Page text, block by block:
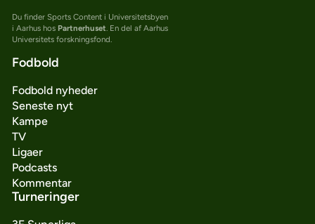
Du finder Sports Content i Universitetsbyen
i Aarhus hos Partnerhuset. En del af Aarhus
Universitets forskningsfond.
Fodbold
Fodbold nyheder
Seneste nyt
Kampe
TV
Ligaer
Podcasts
Kommentar
Turneringer